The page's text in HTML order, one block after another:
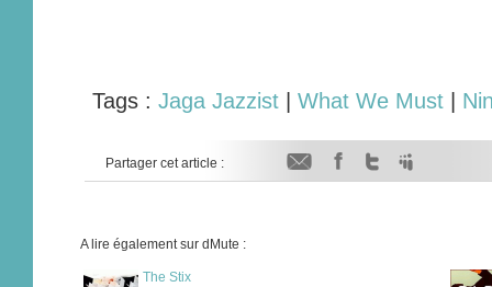
Tags : Jaga Jazzist What We Must
Partager cet article :
A lire également sur dMute :
The Stix